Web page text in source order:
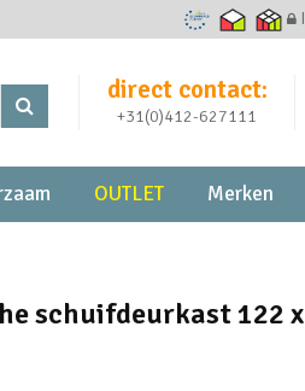
Ecommerce
direct contact:
+31(0)412-627111
OUTLET Merken
schuifdeurkast 122